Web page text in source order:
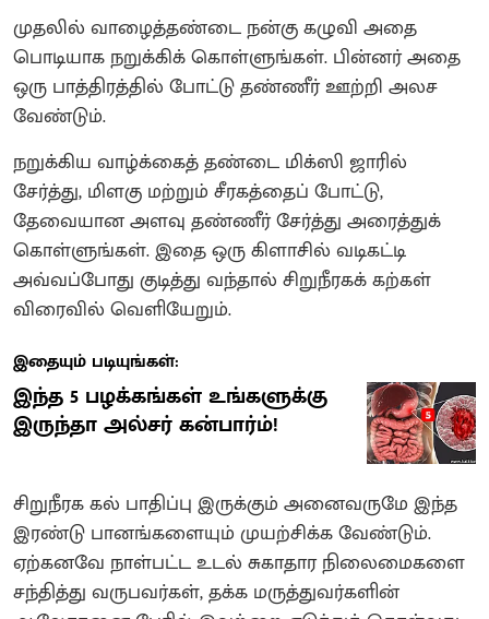
முதலில் வாழைத்தண்டை நன்கு கழுவி அதை
பொடியாக நறுக்கிக் கொள்ளுங்கள். பின்னர் அதை
ஒரு பாத்திரத்தில் போட்டு தண்ணீர் ஊற்றி அலச
வேண்டும்.
நறுக்கிய வாழ்க்கைத் தண்டை மிக்ஸி ஜாரில்
சேர்த்து, மிளகு மற்றும் சீரகத்தைப் போட்டு,
தேவையான அளவு தண்ணீர் சேர்த்து அரைத்துக்
கொள்ளுங்கள். இதை ஒரு கிளாசில் வடிகட்டி
அவ்வப்போது குடித்து வந்தால் சிறுநீரகக் கற்கள்
விரைவில் வெளியேறும்.
இதையும் படியுங்கள்:
இந்த 5 பழக்கங்கள் உங்களுக்கு
இருந்தா அல்சர் கன்பார்ம்!
சிறுநீரக கல் பாதிப்பு இருக்கும் அனைவருமே இந்த
இரண்டு பானங்களையும் முயற்சிக்க வேண்டும்.
ஏற்கனவே நாள்பட்ட உடல் சுகாதார நிலைமைகளை
சந்தித்து வருபவர்கள், தக்க மருத்துவர்களின்